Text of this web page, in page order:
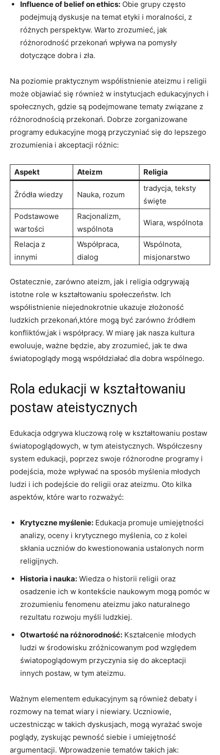
Influence of belief⁣ on ethics: Obie ​grupy często
podejmują dyskusje na temat etyki i moralności,⁤ z
różnych perspektyw. Warto zrozumieć, jak
różnorodność przekonań wpływa na pomysły
dotyczące dobra i zła.
Na poziomie praktycznym współistnienie ateizmu i⁣ religii
może objawiać się również w instytucjach edukacyjnych i
społecznych, gdzie są podejmowane tematy związane z
różnorodnością przekonań. Dobrze zorganizowane
programy edukacyjne mogą przyczyniać⁣ się do lepszego
zrozumienia i akceptacji różnic:
Aspekt Ateizm Religia
Źródła wiedzy Nauka, ⁣rozum
tradycja, teksty
święte
Podstawowe
wartości
Racjonalizm,
wspólnota
Wiara, ⁣wspólnota
Relacja‌ z
innymi
Współpraca,
dialog
Wspólnota,
misjonarstwo
Ostatecznie, zarówno ateizm, jak i ‌religia odgrywają
istotne role w ⁣kształtowaniu społeczeństw. Ich
⁢współistnienie niejednokrotnie ukazuje złożoność
ludzkich przekonań,które ⁣mogą być zarówno źródłem
konfliktów,jak i ⁢współpracy. W miarę jak nasza kultura
ewoluuje, ważne będzie, aby zrozumieć, jak te dwa
światopoglądy⁤ mogą współdziałać dla dobra‍ wspólnego.
Rola edukacji w kształtowaniu ​
postaw ateistycznych
Edukacja odgrywa kluczową rolę w ‍kształtowaniu postaw⁣
światopoglądowych, ‍w ‌tym ateistycznych. Współczesny
system edukacji, poprzez swoje różnorodne programy i‍
podejścia, może wpływać na sposób myślenia młodych
ludzi i ich podejście do religii oraz ateizmu. Oto kilka
aspektów, które warto rozważyć:
Krytyczne myślenie: Edukacja promuje umiejętności
analizy, oceny i krytycznego myślenia, co z kolei
⁤skłania uczniów do kwestionowania ustalonych norm
religijnych.
Historia i nauka: Wiedza o historii religii oraz
osadzenie ich w‌ kontekście naukowym mogą‌ pomóc w
zrozumieniu fenomenu ateizmu jako naturalnego
rezultatu ​rozwoju myśli ludzkiej.
Otwartość na różnorodność: Kształcenie młodych⁢
ludzi w środowisku zróżnicowanym pod względem
światopoglądowym przyczynia się do akceptacji
innych postaw, w tym ateizmu.
Ważnym elementem edukacyjnym⁣ są również debaty i ​
rozmowy na temat wiary i niewiary. Uczniowie,
uczestnicząc w takich dyskusjach, mogą wyrażać swoje
poglądy, zyskując pewność​ siebie i umiejętność
argumentacji. Wprowadzenie tematów takich jak: